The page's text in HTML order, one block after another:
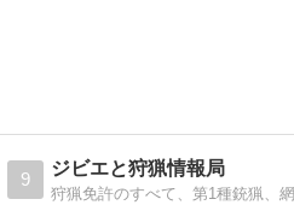
9
ジビエと狩猟情報局